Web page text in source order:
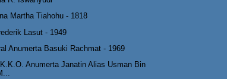
Martha Tiahohu - 1818
Lasut - 1949
Anumerta Basuki Rachmat - 1969
Anumerta Janatin Alias Usman Bin